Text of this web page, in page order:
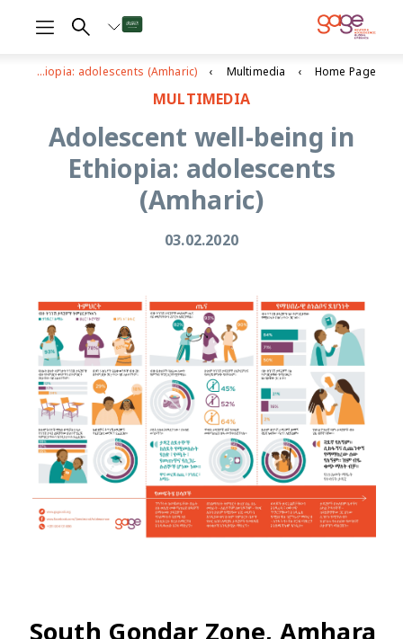
Home Page
Multimedia
Adolescent well-being in Ethiopia: adolescents (Amharic)
MULTIMEDIA
Adolescent well-being in
Ethiopia: adolescents
(Amharic)
03.02.2020